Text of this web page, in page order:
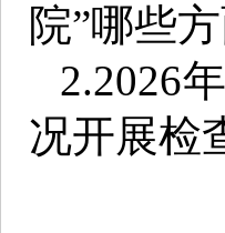
院”哪些
2.2026
况开展检